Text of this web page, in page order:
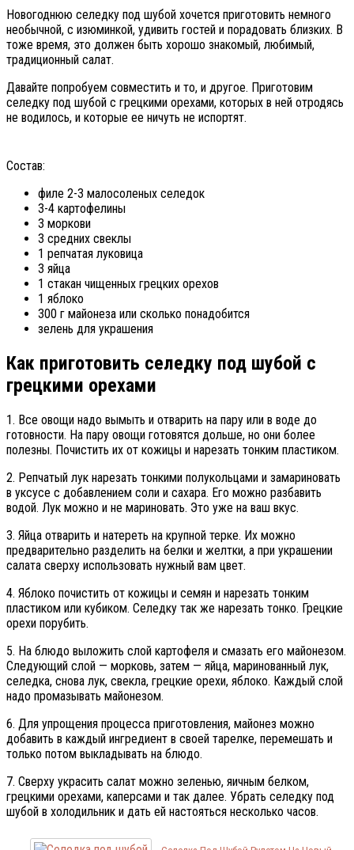
Новогоднюю селедку под шубой хочется приготовить немного
необычной, с изюминкой, удивить гостей и порадовать близких. В
тоже время, это должен быть хорошо знакомый, любимый,
традиционный салат.
Давайте попробуем совместить и то, и другое. Приготовим
селедку под шубой с грецкими орехами, которых в ней отродясь
не водилось, и которые ее ничуть не испортят.
Состав:
филе 2-3 малосоленых селедок
3-4 картофелины
3 моркови
3 средних свеклы
1 репчатая луковица
3 яйца
1 стакан чищенных грецких орехов
1 яблоко
300 г майонеза или сколько понадобится
зелень для украшения
Как приготовить селедку под шубой с
грецкими орехами
1. Все овощи надо вымыть и отварить на пару или в воде до
готовности. На пару овощи готовятся дольше, но они более
полезны. Почистить их от кожицы и нарезать тонким пластиком.
2. Репчатый лук нарезать тонкими полукольцами и замариновать
в уксусе с добавлением соли и сахара. Его можно разбавить
водой. Лук можно и не мариновать. Это уже на ваш вкус.
3. Яйца отварить и натереть на крупной терке. Их можно
предварительно разделить на белки и желтки, а при украшении
салата сверху использовать нужный вам цвет.
4. Яблоко почистить от кожицы и семян и нарезать тонким
пластиком или кубиком. Селедку так же нарезать тонко. Грецкие
орехи порубить.
5. На блюдо выложить слой картофеля и смазать его майонезом.
Следующий слой — морковь, затем — яйца, маринованный лук,
селедка, снова лук, свекла, грецкие орехи, яблоко. Каждый слой
надо промазывать майонезом.
6. Для упрощения процесса приготовления, майонез можно
добавить в каждый ингредиент в своей тарелке, перемешать и
только потом выкладывать на блюдо.
7. Сверху украсить салат можно зеленью, яичным белком,
грецкими орехами, каперсами и так далее. Убрать селедку под
шубой в холодильник и дать ей настояться несколько часов.